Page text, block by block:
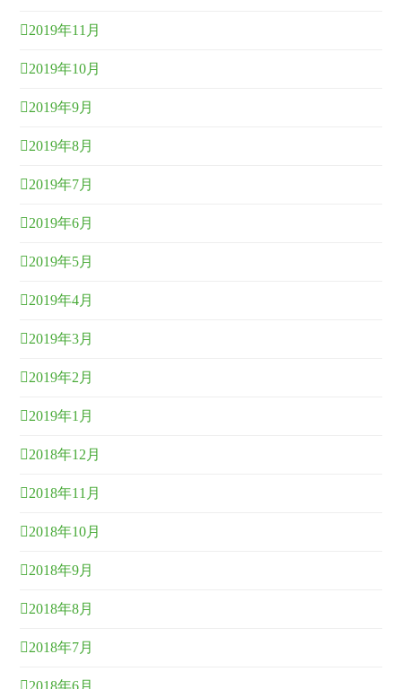
2019年11月
2019年10月
2019年9月
2019年8月
2019年7月
2019年6月
2019年5月
2019年4月
2019年3月
2019年2月
2019年1月
2018年12月
2018年11月
2018年10月
2018年9月
2018年8月
2018年7月
2018年6月